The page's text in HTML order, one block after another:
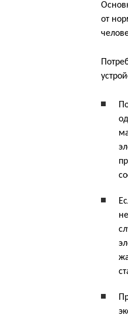
от